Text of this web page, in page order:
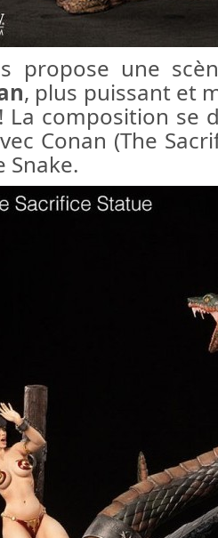
propose une
, plus puissant et
La composition se
Conan (The
Snake.